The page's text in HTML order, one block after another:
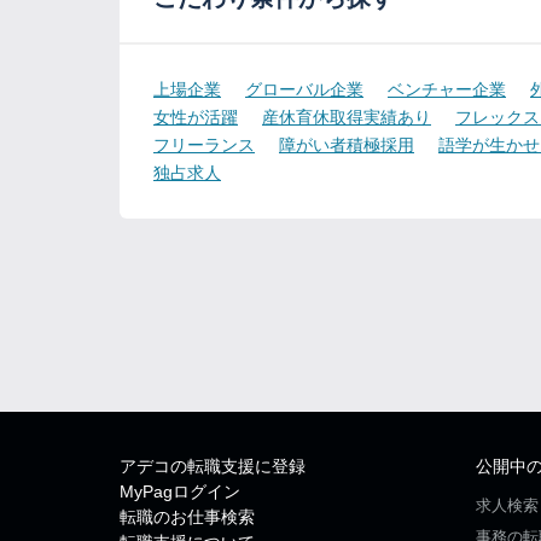
上場企業 グローバル企業 ベンチャー企業
女性が活躍
産休育休取得実績あり
フレック
フリーランス
障がい者積極採用
語学が生か
独占求人
アデコの転職支援に登録
MyPagログイン
転職のお仕事検索
公開中
求人検索
事務の